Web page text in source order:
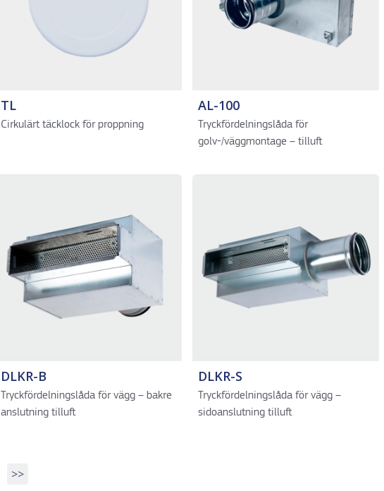
TL
Cirkulärt täcklock för proppning
AL-100
Tryckfördelningslåda för
golv-/väggmontage – tilluft
DLKR-B
Tryckfördelningslåda för vägg – bakre
anslutning tilluft
DLKR-S
Tryckfördelningslåda för vägg –
sidoanslutning tilluft
>>